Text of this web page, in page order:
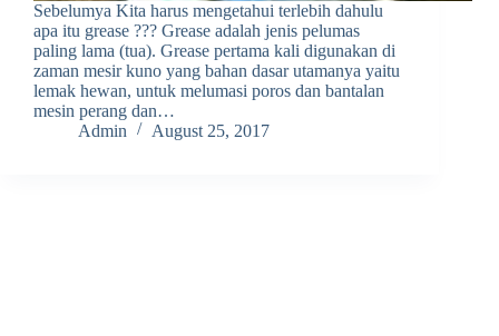
Sebelumya Kita harus mengetahui terlebih dahulu
apa itu grease ??? Grease adalah jenis pelumas
paling lama (tua). Grease pertama kali digunakan di
zaman mesir kuno yang bahan dasar utamanya yaitu
lemak hewan, untuk melumasi poros dan bantalan
mesin perang dan…
Admin
August 25, 2017